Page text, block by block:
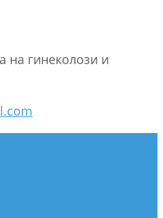
на гинеколози и